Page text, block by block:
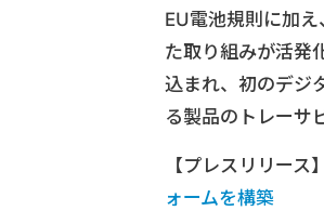
EU電池規則に加
た取り組みが活発
込まれ、初のデジ
る製品のトレーサ
【プレスリリース】
ォームを構築